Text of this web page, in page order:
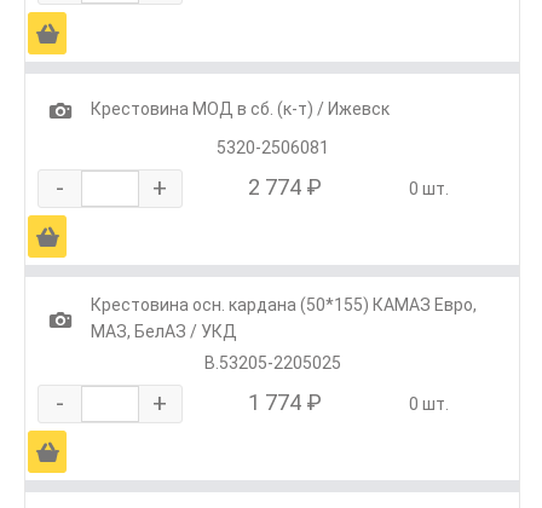
Ä
1
Крестовина МОД в сб. (к-т) / Ижевск
5320-2506081
- + 2 774 ₽ 0 шт.
Ä
1
Крестовина осн. кардана (50*155) КАМАЗ Евро,
МАЗ, БелАЗ / УКД
В.53205-2205025
- + 1 774 ₽ 0 шт.
Ä